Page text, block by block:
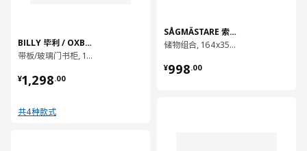
BILLY 毕利 / OXBERG 奥克伯
带板/玻璃门书柜, 160x30x202 厘米
¥1,298.00
¥ 1298.00
共4种款式
SÅGMÄSTARE 索格麦斯
储物组合, 164x35x128 厘米
¥998.00
¥ 998.00